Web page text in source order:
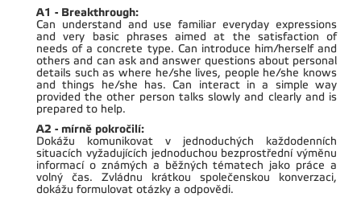
A1 - Breakthrough:
Can understand and use familiar everyday expressions
and very basic phrases aimed at the satisfaction of
needs of a concrete type. Can introduce him/herself and
others and can ask and answer questions about personal
details such as where he/she lives, people he/she knows
and things he/she has. Can interact in a simple way
provided the other person talks slowly and clearly and is
prepared to help.
A2 - mírně pokročilí:
Dokážu komunikovat v jednoduchých každodenních
situacích vyžadujících jednoduchou bezprostřední výměnu
informací o známých a běžných tématech jako práce a
volný čas. Zvládnu krátkou společenskou konverzaci,
dokážu formulovat otázky a odpovědi.